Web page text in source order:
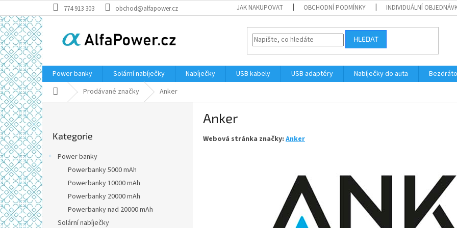
na
obsah
774 913 303 obchod@alfapower.cz JAK NAKUPOVAT OBCHODNÍ PODMÍNKY INDIVIDUÁLNÍ
HLEDAT
Power banky Solární nabíječky Nabíječky USB kabely USB adaptéry Nabíječky do auta
Domů Prodávané značky Anker
P
o
s
t
r
a
n
n
í
p
a
kategorie
Kategorie
Power banky
Powerbanky 5000 mAh
Powerbanky 10000 mAh
Powerbanky 20000 mAh
Powerbanky nad 20000 mAh
Solární nabíječky
Anker
Webová stránka značky: Anker